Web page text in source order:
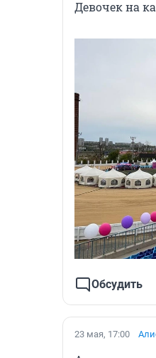
Девочек на
Обсудить
23 мая, 17:00